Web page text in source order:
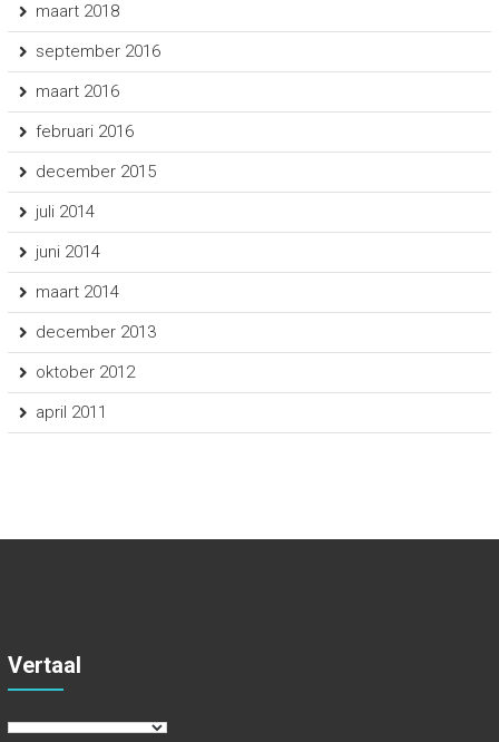
maart 2018
september 2016
maart 2016
februari 2016
december 2015
juli 2014
juni 2014
maart 2014
december 2013
oktober 2012
april 2011
Vertaal